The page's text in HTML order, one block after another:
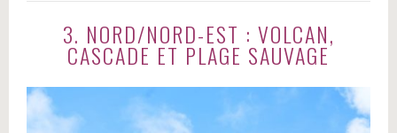
3. NORD/NORD-EST : VOLCAN,
CASCADE ET PLAGE SAUVAGE